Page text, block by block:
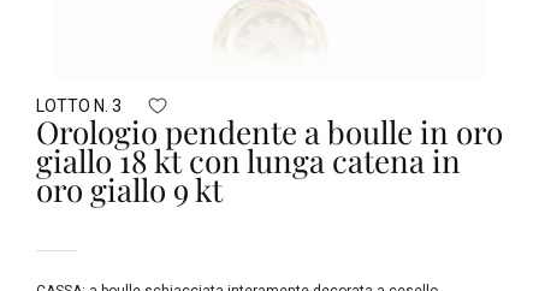
LOTTO N. 3
Orologio pendente a boulle in oro
giallo 18 kt con lunga catena in
oro giallo 9 kt